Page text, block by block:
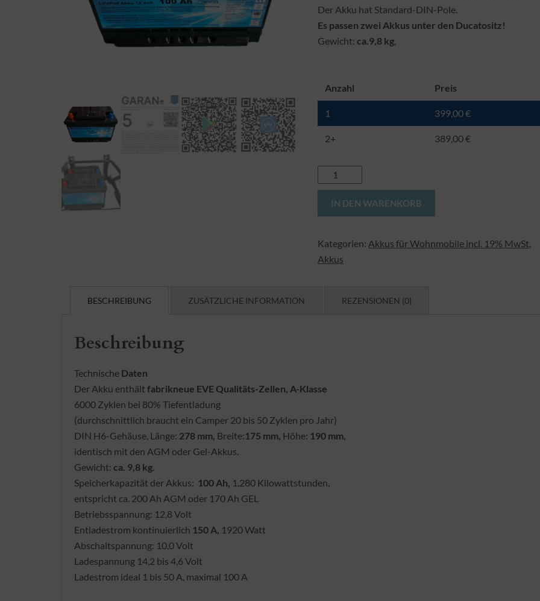
Der Akku hat Standard-DIN-Pole.
Es passen zwei Akkus unter den Ducatositz!
Gewicht:ca.9,8 kg,
Anzahl Preis
1 399,00€
2+ 389,00€
LiFePo4
-
Akku
100
Menge
IN DEN WARENKORB
Kategorien: Akkus für Wohnmobile incl. 19% MwSt,
Akkus
BESCHREIBUNG ZUSÄTZLICHE INFORMATION REZENSIONEN (0)
Beschreibung
Technische Daten
Der Akku enthält fabrikneue EVE Qualitäts-Zellen, A-Klasse
6000 Zyklen bei 80% Tiefentladung
(durchschnittlich braucht ein Camper 20 bis 50 Zyklen pro Jahr)
DIN H6-Gehäuse, Länge: 278 mm, Breite:175 mm, Höhe: 190 mm,
identisch mit den AGM oder Gel-Akkus.
Gewicht: ca. 9,8 kg.
Speicherkapazität der Akkus: 100 Ah, 1,280 Kilowattstunden,
entspricht ca. 200 Ah AGM oder 170 Ah GEL
Betriebsspannung: 12,8 Volt
Entladestrom kontinuierlich 150 A, 1920 Watt
Abschaltspannung: 10,0 Volt
Ladespannung 14,2 bis 4,6 Volt
Ladestrom ideal 1 bis 50 A, maximal 100 A